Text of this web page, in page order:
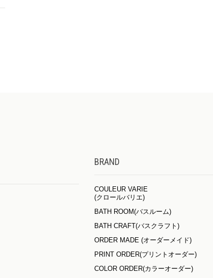
BRAND
COULEUR VARIE
(クロールバリエ)
BATH ROOM(バスルーム)
BATH CRAFT(バスクラフト)
ORDER MADE (オーダーメイド)
PRINT ORDER(プリントオーダー)
COLOR ORDER(カラーオーダー)